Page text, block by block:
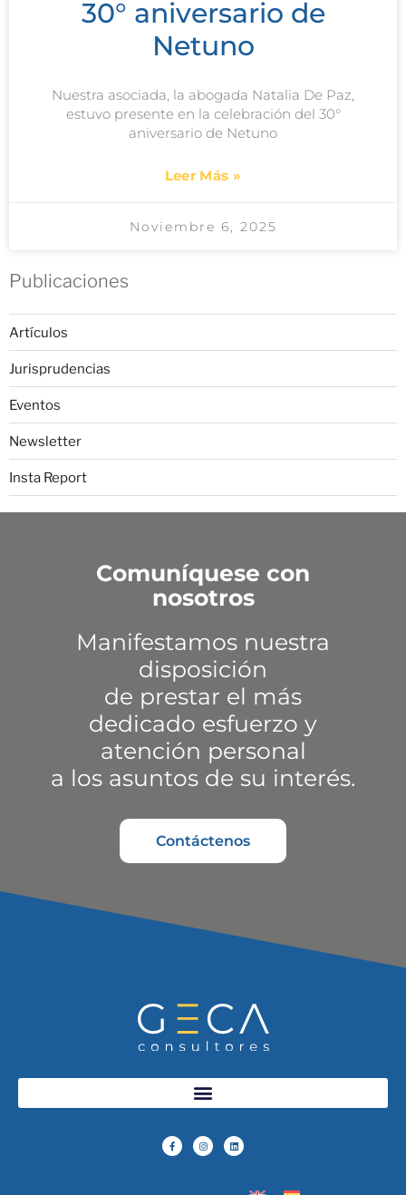
30° aniversario de
Netuno
Nuestra asociada, la abogada Natalia De Paz,
estuvo presente en la celebración del 30°
aniversario de Netuno
Leer Más »
Noviembre 6, 2025
Publicaciones
Artículos
Jurisprudencias
Eventos
Newsletter
Insta Report
Comuníquese con
nosotros
Manifestamos nuestra
disposición
de prestar el más
dedicado esfuerzo y
atención personal
a los asuntos de su interés.
Contáctenos